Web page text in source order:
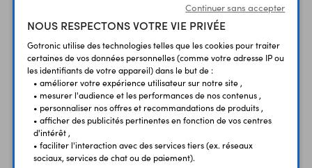
2 supports moteurs 2670
pour GM2, GM3, GM8
et GM9
5,50 € TTC
2 supports moteurs 2671
pour GM2, GM3, GM8
5,50 €
Continuer sans accepter
NOUS RESPECTONS VOTRE VIE PRIVÉE
Gotronic utilise des technologies telles que les cookies pour traiter
certaines de vos données personnelles (comme votre adresse IP ou
les identifiants de votre appareil) dans le but de :
• améliorer votre expérience utilisateur sur notre site ,
• mesurer l'audience et les performances de nos contenus ,
• personnaliser nos offres et recommandations de produits ,
• afficher des publicités pertinentes en fonction de vos centres
d'intérêt ,
• faciliter l'interaction avec des services tiers (ex. réseaux
sociaux, services de chat ou de paiement).